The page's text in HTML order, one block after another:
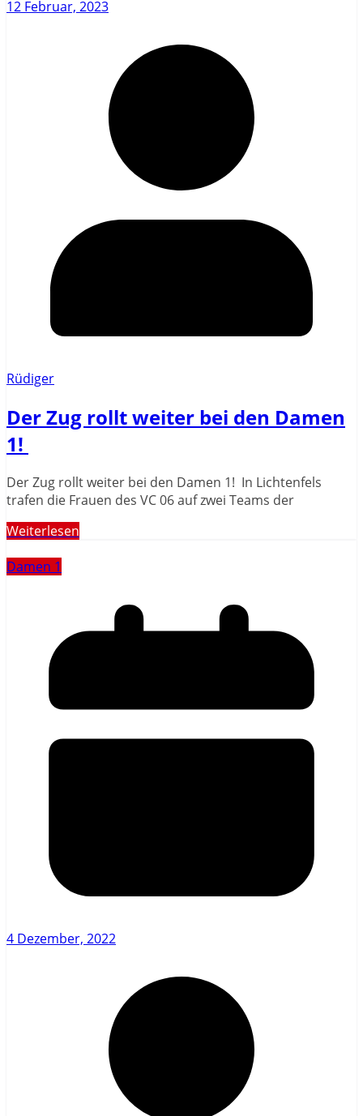
12 Februar, 2023
Rüdiger
Der Zug rollt weiter bei den Damen
1!
Der Zug rollt weiter bei den Damen 1! In Lichtenfels
trafen die Frauen des VC 06 auf zwei Teams der
Weiterlesen
Damen 1
4 Dezember, 2022